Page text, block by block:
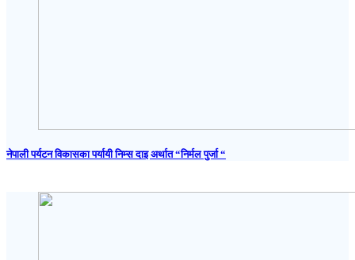
नेपाली पर्यटन विकासका पर्यायी निम्स दाइ अर्थात “निर्मल पुर्जा “